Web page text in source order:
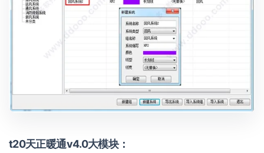
t20天正暖通v4.0大模块：